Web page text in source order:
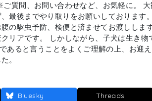
質問、お問い合わせなど、お気軽に。
最後までやり取りをお願いしておりま
の駆虫予防、検便と済ませてお渡ししま
リアです。 しかしながら、子犬は生き物
あると言うことをよくご理解の上、お迎
。
Bluesky Threads